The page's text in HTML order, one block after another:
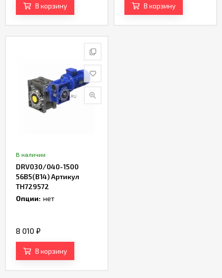
В корзину В корзину
В наличии
DRV030/040-1500
56B5(B14) Артикул
TH729572
Опции: нет
8 010 ₽
В корзину